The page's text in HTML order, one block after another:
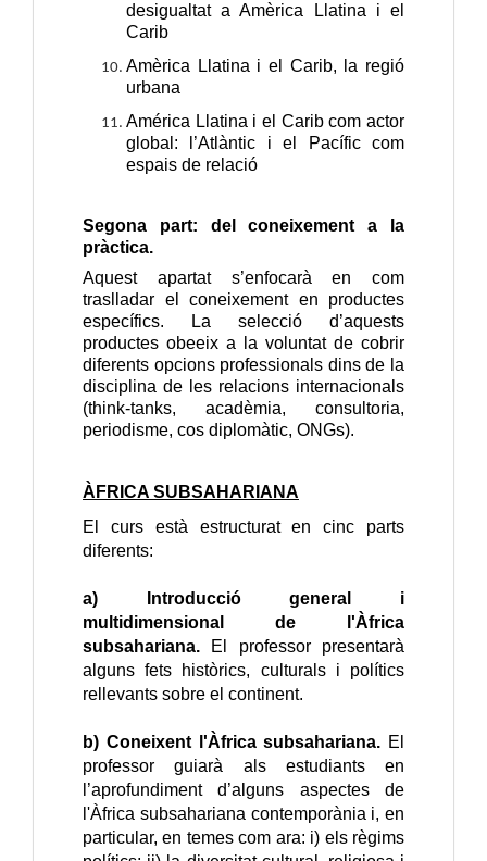
desigualtat a Amèrica Llatina i el
Carib
Amèrica Llatina i el Carib, la regió
urbana
América Llatina i el Carib com actor
global: l’Atlàntic i el Pacífic com
espais de relació
Segona part: del coneixement a la
pràctica.
Aquest apartat s’enfocarà en com
traslladar el coneixement en productes
específics. La selecció d’aquests
productes obeeix a la voluntat de cobrir
diferents opcions professionals dins de la
disciplina de les relacions internacionals
(think-tanks, acadèmia, consultoria,
periodisme, cos diplomàtic, ONGs).
ÀFRICA SUBSAHARIANA
El curs està estructurat en cinc parts
diferents:
a) Introducció general i
multidimensional de l'Àfrica
subsahariana. El professor presentarà
alguns fets històrics, culturals i polítics
rellevants sobre el continent.
b) Coneixent l'Àfrica subsahariana. El
professor guiarà als estudiants en
l’aprofundiment d’alguns aspectes de
l'Àfrica subsahariana contemporània i, en
particular, en temes com ara: i) els règims